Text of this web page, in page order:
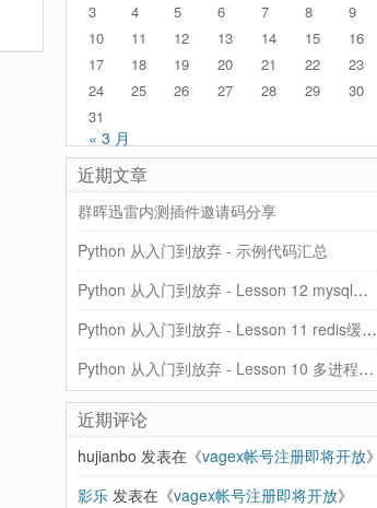
3
4 5 6 7 8
9
10
11 12 13 14 15
16
17
18 19 20 21 22
23
24
25 26 27 28 29
30
31
« 3 月
近期文章
群晖迅雷内测插件邀请码分享
Python 从入门到放弃 - 示例代码汇总
Python 从入门到放弃 - Lesson 12 mysql和ORM
Python 从入门到放弃 - Lesson 11 redis缓存、rabbitMQ队列
Python 从入门到放弃 - Lesson 10 多进程、协程、异步IO
近期评论
hujianbo 发表在《vagex帐号注册即将开放》
影乐 发表在《vagex帐号注册即将开放》